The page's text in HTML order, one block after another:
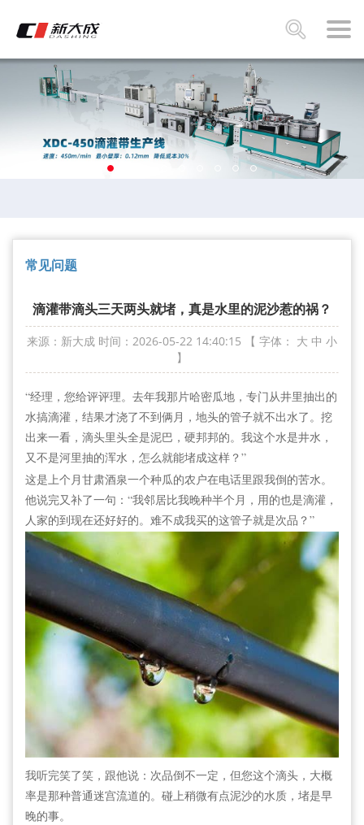
常见问题
滴灌带滴头三天两头就堵，真是水里的泥沙惹的祸？
来源：新大成 时间：2026-05-22 14:40:15 【 字体： 大 中 小
】
“经理，您给评评理。去年我那片哈密瓜地，专门从井里抽出的
水搞滴灌，结果才浇了不到俩月，地头的管子就不出水了。挖
出来一看，滴头里头全是泥巴，硬邦邦的。我这个水是井水，
又不是河里抽的浑水，怎么就能堵成这样？”
这是上个月甘肃酒泉一个种瓜的农户在电话里跟我倒的苦水。
他说完又补了一句：“我邻居比我晚种半个月，用的也是滴灌，
人家的到现在还好好的。难不成我买的这管子就是次品？”
我听完笑了笑，跟他说：次品倒不一定，但您这个滴头，大概
率是那种普通迷宫流道的。碰上稍微有点泥沙的水质，堵是早
晚的事。